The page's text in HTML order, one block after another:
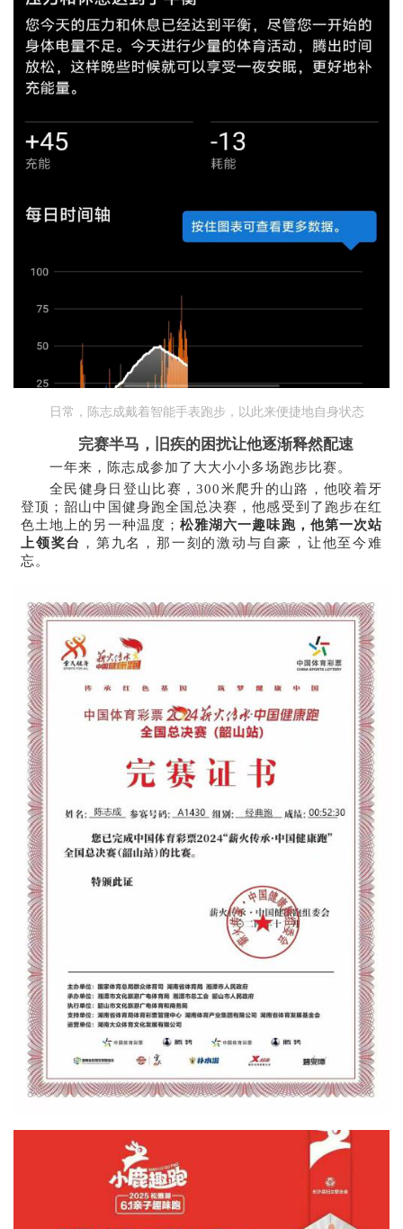
日常，陈志成戴着智能手表跑步，以此来便捷地自身状态
完赛半马，旧疾的困扰让他逐渐释然配速
一年来，陈志成参加了大大小小多场跑步比赛。
全民健身日登山比赛，300米爬升的山路，他咬着牙
登顶；韶山中国健身跑全国总决赛，他感受到了跑步在红
色土地上的另一种温度； 松雅湖六一趣味跑，他第一次站
上领奖台 ，第九名，那一刻的激动与自豪，让他至今难
忘。